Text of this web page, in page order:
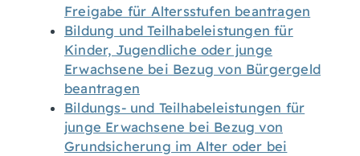
Freigabe für Altersstufen beantragen
Bildung und Teilhabeleistungen für
Kinder, Jugendliche oder junge
Erwachsene bei Bezug von Bürgergeld
beantragen
Bildungs- und Teilhabeleistungen für
junge Erwachsene bei Bezug von
Grundsicherung im Alter oder bei